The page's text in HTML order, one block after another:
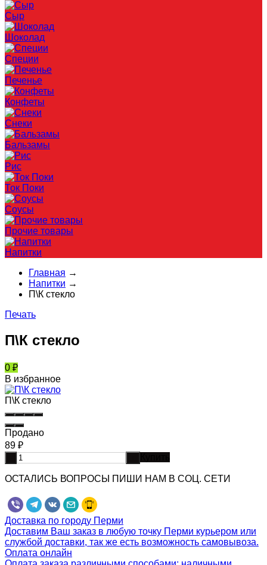
Сыр
Шоколад
Специи
Печенье
Конфеты
Снеки
Бальзамы
Рис
Ток Поки
Соусы
Прочие товары
Напитки
Главная →
Напитки →
П\К стекло
Печать
П\К стекло
0 ₽
В избранное
П\К стекло
Продано
89 ₽
ОСТАЛИСЬ ВОПРОСЫ ПИШИ НАМ В СОЦ. СЕТИ
Доставка по городу Перми
Доставим Ваш заказ в любую точку Перми курьером или
службой доставки, так же есть возможность самовывоза.
Оплата онлайн